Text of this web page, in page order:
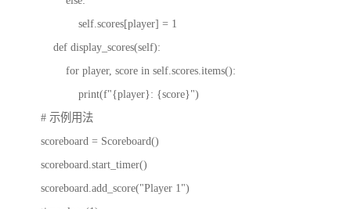
self.scores[player] = 1
def display_scores(self):
for player, score in self.scores.items():
print(f"{player}: {score}")
# 示例用法
scoreboard = Scoreboard()
scoreboard.start_timer()
scoreboard.add_score("Player 1")